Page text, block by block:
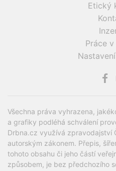
Etický
Práce
Všechna práva vyhrazena,
a grafiky podléhá schválení
Drbna.cz využívá zpravodajství
autorským zákonem. Přepis,
tohoto obsahu či jeho částí
způsobem, je bez předchozího